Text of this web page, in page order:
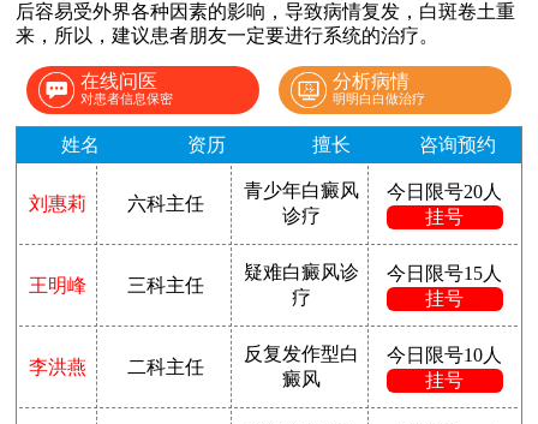
后容易受外界各种因素的影响，导致病情复发，白斑卷土重
来，所以，建议患者朋友一定要进行系统的治疗。
在线问医
对患者信息保密
分析病情
明明白白做治疗
姓名 资历 擅长 咨询预约
刘惠莉 六科主任
青少年白癜风
诊疗
今日限号20人
挂号
王明峰 三科主任
疑难白癜风诊
疗
今日限号15人
挂号
李洪燕 二科主任
反复发作型白
癜风
今日限号10人
挂号